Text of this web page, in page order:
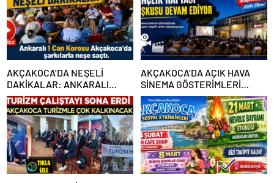
AKÇAKOCA’DA NEŞELİ
DAKİKALAR: ANKARALI
KAFİLE ORTAMA RENK KATTI
AKÇAKOCA’DA AÇIK HAVA
SİNEMA GÖSTERİMLERİ…